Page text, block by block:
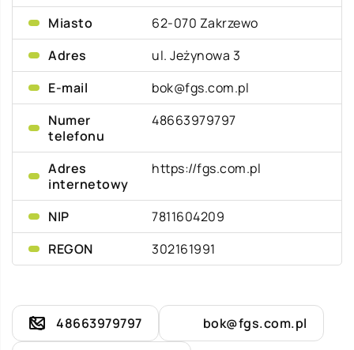
Miasto
62-070 Zakrzewo
Adres
ul. Jeżynowa 3
E-mail
bok@fgs.com.pl
Numer
telefonu
48663979797
Adres
internetowy
https://fgs.com.pl
NIP
7811604209
REGON
302161991
48663979797 bok@fgs.com.pl